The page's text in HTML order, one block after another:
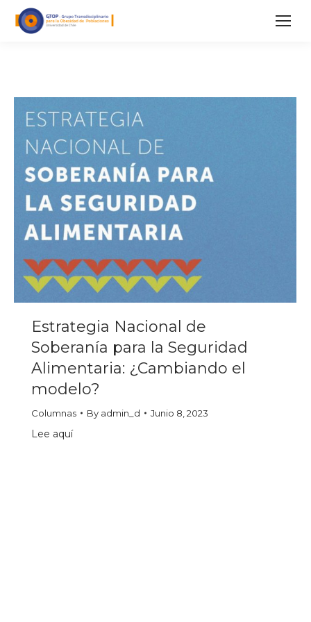
Estrategia Nacional de
Soberanía para la Seguridad
Alimentaria: ¿Cambiando el
modelo?
Columnas By admin_d Junio 8, 2023
Lee aquí